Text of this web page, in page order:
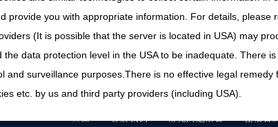
©
頁面 聯繫我們 常見問題解答 住宿合
provide you with appropriate information. For details, please
(It is possible that the server is located in USA) may
the data protection level in the USA to be inadequate. There
and surveillance purposes.There is no effective legal
etc. by us and third party providers (including USA).